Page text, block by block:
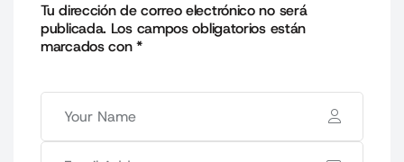
Tu dirección de correo electrónico no será
publicada. Los campos obligatorios están
marcados con*